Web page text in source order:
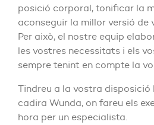
posició corporal, tonificar la
aconseguir la millor versió de
Per això, el nostre equip
les vostres necessitats i els
sempre tenint en compte la
Tindreu a la vostra disposició
cadira Wunda, on fareu els
hora per un especialista.